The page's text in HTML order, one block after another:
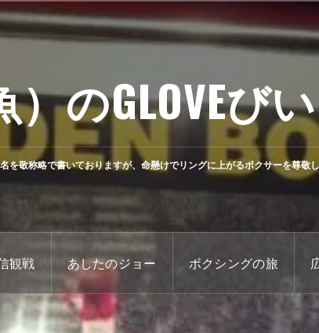
のGLOVEび
敬称略で書いておりますが、命懸けでリングに上がるボクサーを尊敬し
観戦 あしたのジョー ボクシングの旅